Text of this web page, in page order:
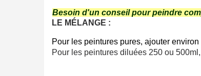
Besoin d'un conseil pour peindre
LE MÉLANGE :
Pour les peintures pures, ajouter
Pour les peintures diluées 250 ou